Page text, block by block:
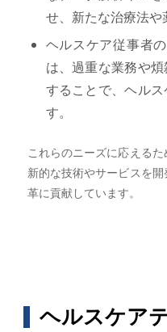
せ、新たな治療法や
ヘルスケア従事者
は、過重な業務や
することで、ヘル
す。
これらのニーズに応える
新的な技術やサービスを
革に貢献しています。
ヘルスケア